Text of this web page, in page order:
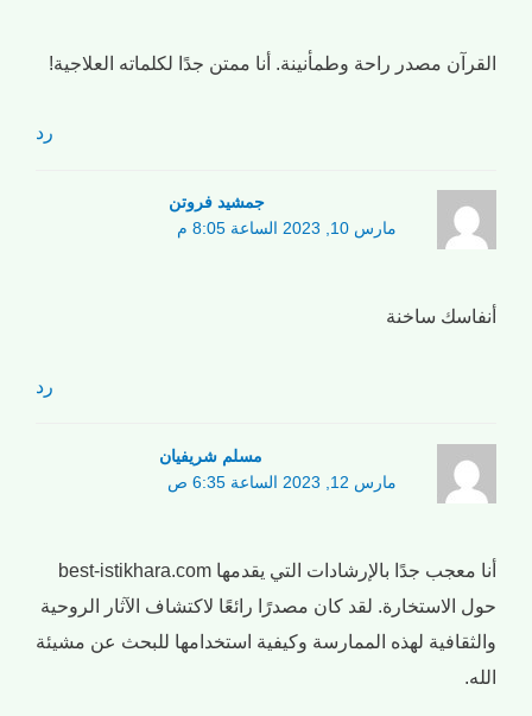
القرآن مصدر راحة وطمأنينة. أنا ممتن جدًا لكلماته العلاجية!
رد
جمشید فروتن
مارس 10, 2023 الساعة 8:05 م
أنفاسك ساخنة
رد
مسلم شریفیان
مارس 12, 2023 الساعة 6:35 ص
أنا معجب جدًا بالإرشادات التي يقدمها best-istikhara.com
حول الاستخارة. لقد كان مصدرًا رائعًا لاكتشاف الآثار الروحية
والثقافية لهذه الممارسة وكيفية استخدامها للبحث عن مشيئة
الله.